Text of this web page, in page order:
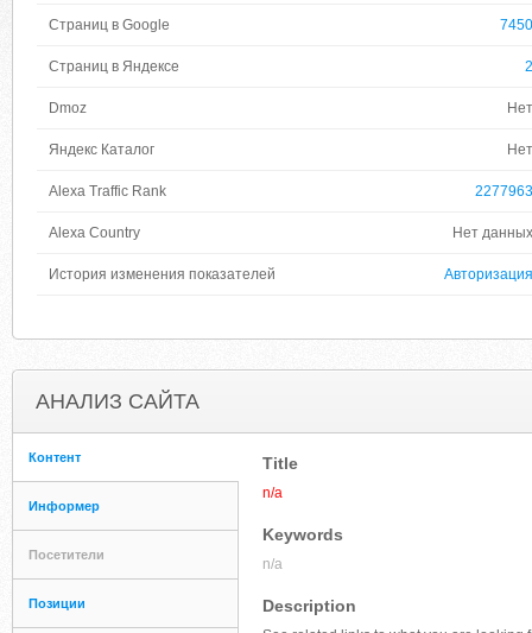
Страниц в Google 7450
Страниц в Яндексе 2
Dmoz Нет
Яндекс Каталог Нет
Alexa Traffic Rank 2277963
Alexa Country Нет данных
История изменения показателей Авторизация
АНАЛИЗ САЙТА
Контент
Информер
Посетители
Позиции
Title
n/a
Keywords
n/a
Description